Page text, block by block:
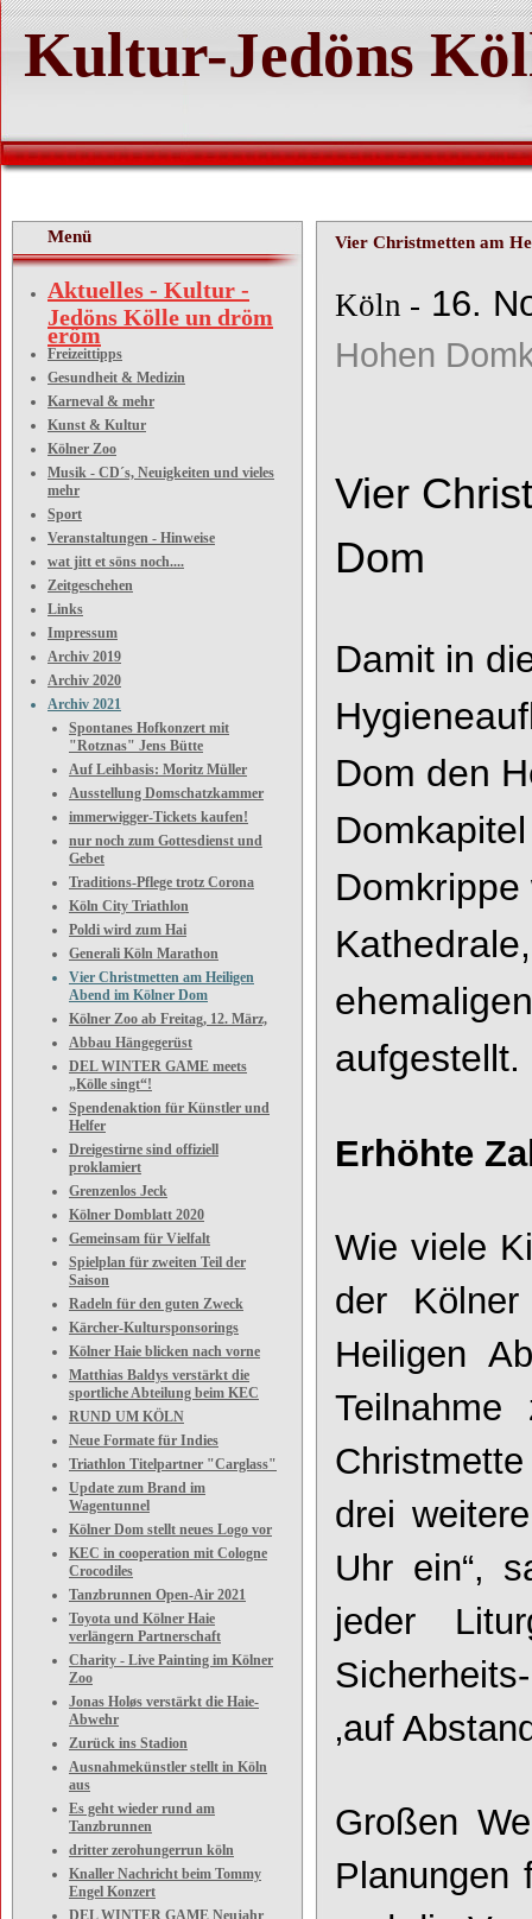
Kultur-Jedöns
Menü
Aktuelles - Kultur -
Jedöns Kölle un dröm
eröm
Freizeittipps
Gesundheit & Medizin
Karneval & mehr
Kunst & Kultur
Kölner Zoo
Musik - CD´s, Neuigkeiten und vieles
mehr
Sport
Veranstaltungen - Hinweise
wat jitt et söns noch....
Zeitgeschehen
Links
Impressum
Archiv 2019
Archiv 2020
Archiv 2021
Spontanes Hofkonzert mit
"Rotznas" Jens Bütte
Auf Leihbasis: Moritz Müller
Ausstellung Domschatzkammer
immerwigger-Tickets kaufen!
nur noch zum Gottesdienst und
Gebet
Traditions-Pflege trotz Corona
Köln City Triathlon
Poldi wird zum Hai
Generali Köln Marathon
Vier Christmetten am Heiligen
Abend im Kölner Dom
Kölner Zoo ab Freitag, 12. März,
Abbau Hängegerüst
DEL WINTER GAME meets
„Kölle singt“!
Spendenaktion für Künstler und
Helfer
Dreigestirne sind offiziell
proklamiert
Grenzenlos Jeck
Kölner Domblatt 2020
Gemeinsam für Vielfalt
Spielplan für zweiten Teil der
Saison
Radeln für den guten Zweck
Kärcher-Kultursponsorings
Kölner Haie blicken nach vorne
Matthias Baldys verstärkt die
sportliche Abteilung beim KEC
RUND UM KÖLN
Neue Formate für Indies
Triathlon Titelpartner "Carglass"
Update zum Brand im
Wagentunnel
Kölner Dom stellt neues Logo vor
KEC in cooperation mit Cologne
Crocodiles
Tanzbrunnen Open-Air 2021
Toyota und Kölner Haie
verlängern Partnerschaft
Charity - Live Painting im Kölner
Zoo
Jonas Holøs verstärkt die Haie-
Abwehr
Zurück ins Stadion
Ausnahmekünstler stellt in Köln
aus
Es geht wieder rund am
Tanzbrunnen
dritter zerohungerrun köln
Knaller Nachricht beim Tommy
Engel Konzert
DEL WINTER GAME Neujahr
Vier Christmetten am
Köln - 16.
Hohen
Vier
Dom
Damit in
Dom den
aufgestellt.
Erhöhte
Wie viele
der
Heiligen
Teilnahme
drei
Uhr ein“,
jeder
‚auf
Großen
Planungen